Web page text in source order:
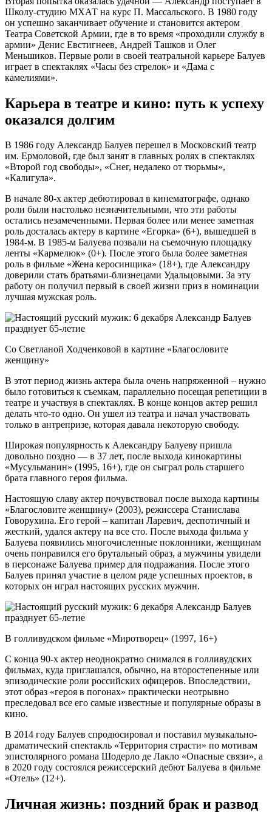
Школу-студию МХАТ на курс П. Массальского. В 1980 году
он успешно заканчивает обучение и становится актером
Театра Советской Армии, где в то время «проходили службу в
армии» Денис Евстигнеев, Андрей Ташков и Олег
Меньшиков. Первые роли в своей театральной карьере Балуев
играет в спектаклях «Часы без стрелок» и «Дама с
камелиями».
Карьера в театре и кино: путь к успеху
оказался долгим
В 1986 году Александр Балуев перешел в Московский театр
им. Ермоловой, где был занят в главных ролях в спектаклях
«Второй год свободы», «Снег, недалеко от тюрьмы»,
«Калигула».
В начале 80-х актер дебютировал в кинематографе, однако
роли были настолько незначительными, что эти работы
остались незамеченными. Первая более или менее заметная
роль досталась актеру в картине «Егорка» (6+), вышедшей в
1984-м. В 1985-м Балуева позвали на съемочную площадку
ленты «Кармелюк» (0+). После этого была более заметная
роль в фильме «Жена керосинщика» (18+), где Александру
доверили стать братьями-близнецами Удальцовыми. За эту
работу он получил первый в своей жизни приз в номинации
лучшая мужская роль.
Со Светланой Ходченковой в картине «Благословите
женщину»
В этот период жизнь актера была очень напряженной – нужно
было готовиться к съемкам, параллельно посещая репетиции в
театре и участвуя в спектаклях. В конце концов актер решил
делать что-то одно. Он ушел из театра и начал участвовать
только в антрепризе, которая давала некоторую свободу.
Широкая популярность к Александру Балуеву пришла
довольно поздно — в 37 лет, после выхода кинокартины
«Мусульманин» (1995, 16+), где он сыграл роль старшего
брата главного героя фильма.
Настоящую славу актер почувствовал после выхода картины
«Благословите женщину» (2003), режиссера Станислава
Говорухина. Его герой – капитан Ларевич, деспотичный и
жесткий, удался актеру на все сто. После выхода фильма у
Балуева появились многочисленные поклонники, женщинам
очень понравился его брутальный образ, а мужчины увидели
в персонаже Балуева пример для подражания. После этого
Балуев принял участие в целом ряде успешных проектов, в
которых он играл настоящих русских мужчин.
В голливудском фильме «Миротворец» (1997, 16+)
С конца 90-х актер неоднократно снимался в голливудских
фильмах, куда приглашался, обычно, на второстепенные или
эпизодические роли российских офицеров. Впоследствии,
этот образ «героя в погонах» практически неотрывно
преследовал все его самые известные и популярные образы в
кино.
В 2014 году Балуев спродюсировал и поставил музыкально-
драматический спектакль «Территория страсти» по мотивам
эпистолярного романа Шодерло де Лакло «Опасные связи», а
в 2020 году состоялся режиссерский дебют Балуева в фильме
«Отель» (12+).
Личная жизнь: поздний брак и развод